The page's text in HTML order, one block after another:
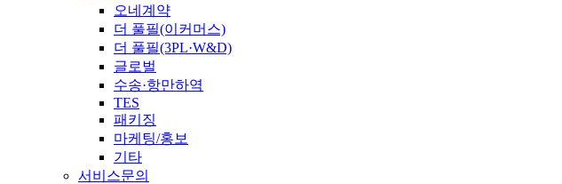
오네계약
더 풀필(이커머스)
더 풀필(3PL·W&D)
글로벌
수송·항만하역
TES
패키징
마케팅/홍보
기타
서비스문의